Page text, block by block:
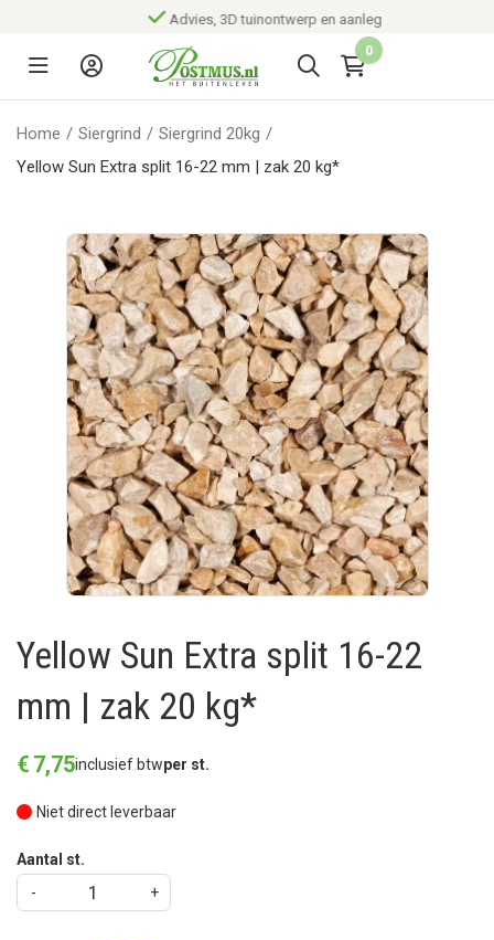
Advies, 3D tuinontwerp en aanleg
0
Home / Siergrind / Siergrind 20kg /
Yellow Sun Extra split 16-22 mm | zak 20 kg*
Yellow Sun Extra split 16-22
mm | zak 20 kg*
€ 7,75inclusief btwper st.
Niet direct leverbaar
Aantal st.